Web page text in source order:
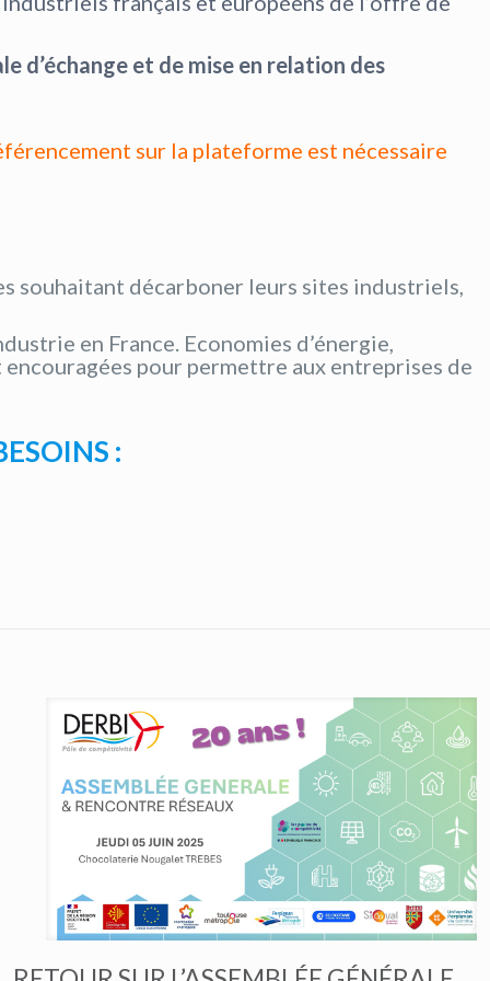
d’échange et de mise en relation des
sur la plateforme est nécessaire
souhaitant décarboner leurs sites industriels,
en France. Economies d’énergie,
pour permettre aux entreprises de
: